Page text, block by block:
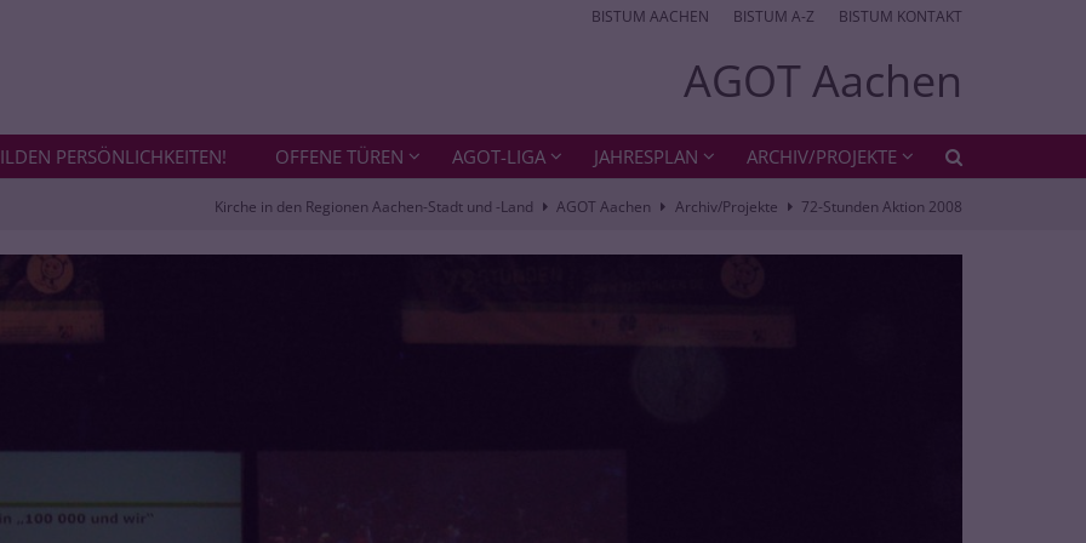
BISTUM AACHEN BISTUM A-Z BISTUM KONTAKT
AGOT Aachen
PERSÖNLICHKEITEN! OFFENE TÜREN AGOT-LIGA JAHRESPLAN ARCHIV/PROJEKTE
Kirche in den Regionen Aachen-Stadt und -Land AGOT Aachen Archiv/Projekte 72-Stunden Aktion 2008